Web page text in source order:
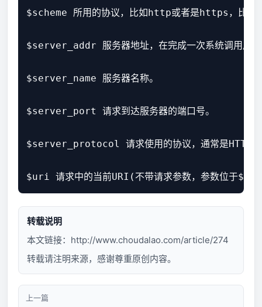
$scheme 所用的协议，比如http或者是https
$server_addr 服务器地址，在完成一次系统调用后
$server_name 服务器名称。
$server_port 请求到达服务器的端口号。
$server_protocol 请求使用的协议，通常是
转载说明
本文链接： http://www.choudalao.com/article/274
转载请注明来源，感谢尊重原创内容。
上一篇